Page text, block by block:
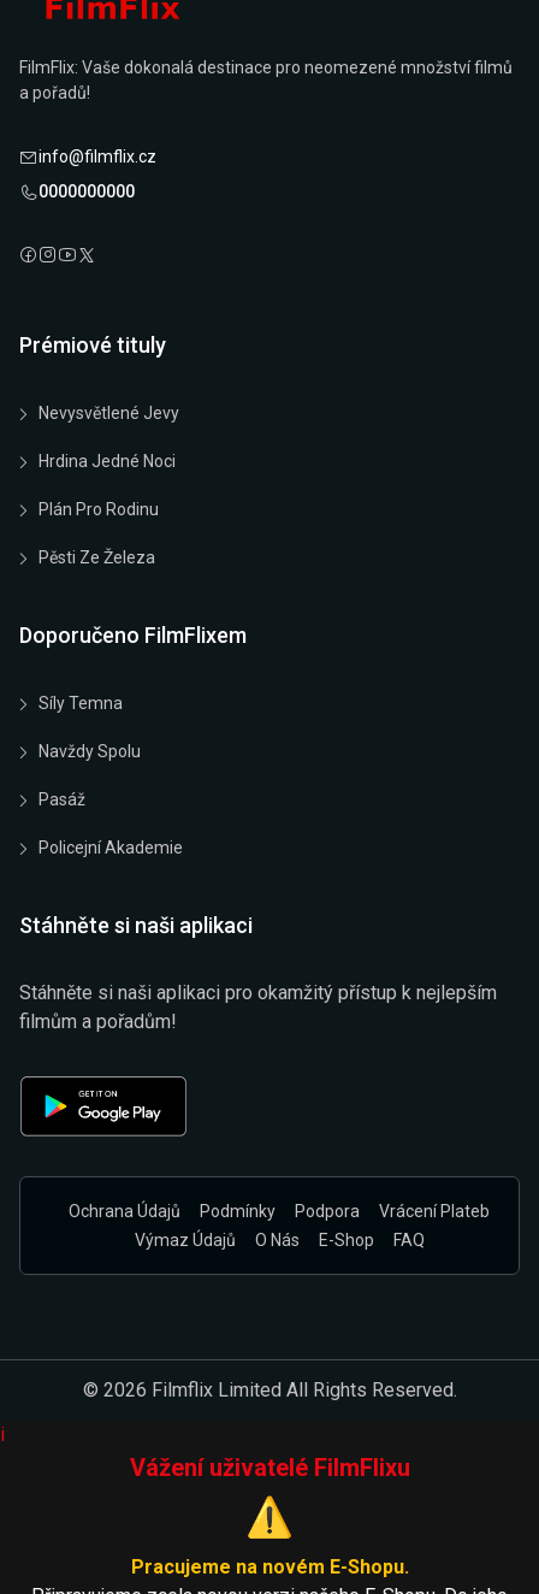
FilmFlix: Vaše dokonalá destinace pro neomezené množství filmů
a pořadů!
info@filmflix.cz
0000000000
Prémiové tituly
Nevysvětlené Jevy
Hrdina Jedné Noci
Plán Pro Rodinu
Pěsti Ze Železa
Doporučeno FilmFlixem
Síly Temna
Navždy Spolu
Pasáž
Policejní Akademie
Stáhněte si naši aplikaci
Stáhněte si naši aplikaci pro okamžitý přístup k nejlepším
filmům a pořadům!
Ochrana Údajů Podmínky Podpora
Vrácení Plateb
Výmaz Údajů
O Nás E-Shop FAQ
© 2026 Filmflix Limited All Rights Reserved.
i
Vážení uživatelé FilmFlixu
⚠️
Pracujeme na novém E-Shopu.